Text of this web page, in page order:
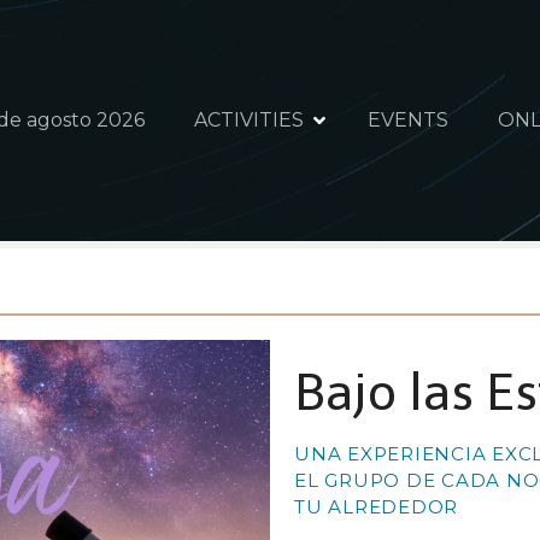
agosto 2026 ACTIVITIES EVENTS
Bajo las
UNA EXPERIENCIA
EL GRUPO DE CADA
TU ALREDEDOR